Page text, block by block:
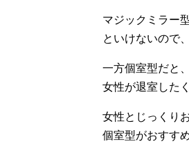
マジックミラー
といけないので
一方個室型だと
女性が退室した
女性とじっくり
個室型がおすす